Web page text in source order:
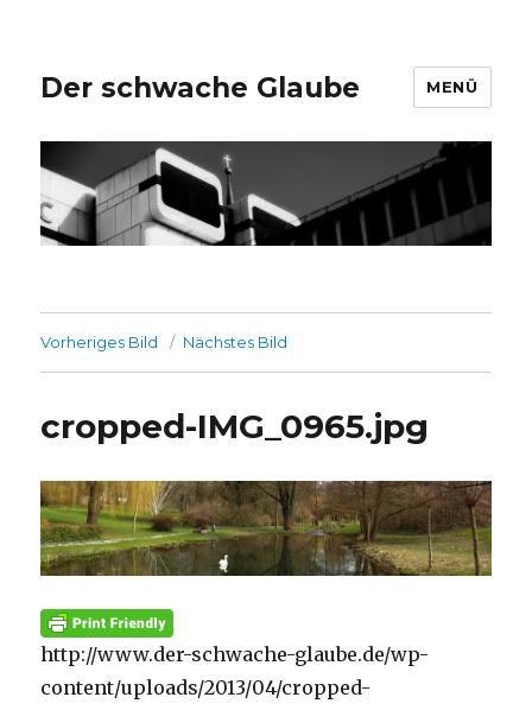
Der schwache Glaube MENÜ
Vorheriges Bild Nächstes Bild
cropped-IMG_0965.jpg
http://www.der-schwache-glaube.de/wp-
content/uploads/2013/04/cropped-